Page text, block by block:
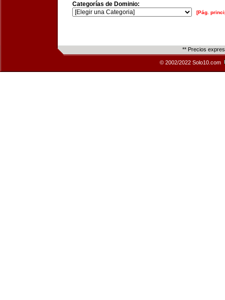
Categorías de Dominio:
[Pág.
** Precios
© 2002/2022 Solo10.com